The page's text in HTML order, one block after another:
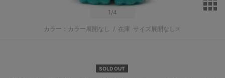
1 /4
カラー：カラー展開なし / 在庫 サイズ展開なし:☓
SOLD OUT